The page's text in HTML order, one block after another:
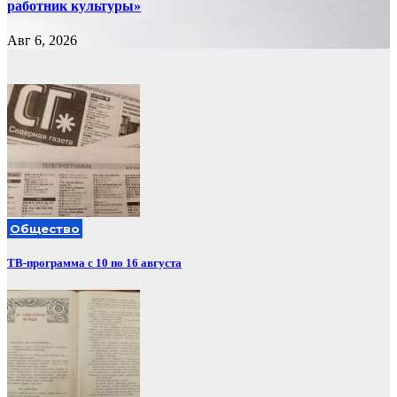
работник культуры»
Авг 6, 2026
Общество
ТВ-программа с 10 по 16 августа